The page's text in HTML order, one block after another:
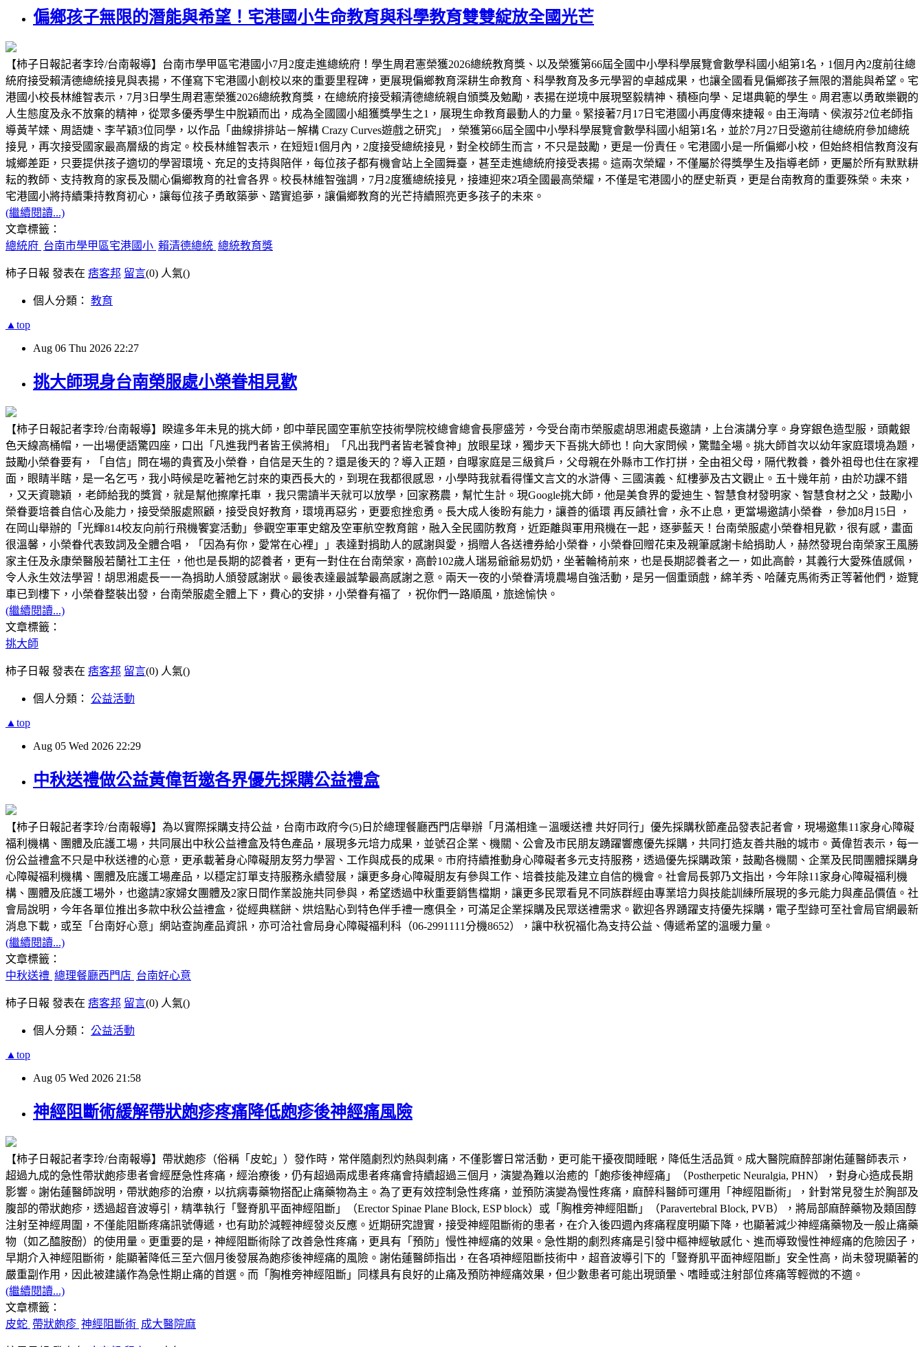
偏鄉孩子無限的潛能與希望！宅港國小生命教育與科學教育雙雙綻放全國光芒
【柿子日報記者李玲/台南報導】台南市學甲區宅港國小7月2度走進總統府！學生周君憲榮獲2026總統教育獎、以及榮獲第66屆全國中小學科學展覽會數學科國小組第1名，1個月內2度前往總
統府接受賴清德總統接見與表揚，不僅寫下宅港國小創校以來的重要里程碑，更展現偏鄉教育深耕生命教育、科學教育及多元學習的卓越成果，也讓全國看見偏鄉孩子無限的潛能與希望。宅
港國小校長林維智表示，7月3日學生周君憲榮獲2026總統教育獎，在總統府接受賴清德總統親自頒獎及勉勵，表揚在逆境中展現堅毅精神、積極向學、足堪典範的學生。周君憲以勇敢樂觀的
人生態度及永不放棄的精神，從眾多優秀學生中脫穎而出，成為全國國小組獲獎學生之1，展現生命教育最動人的力量。緊接著7月17日宅港國小再度傳來捷報。由王海晴、侯淑芬2位老師指
導黃芊媃、周語婕、李芊穎3位同學，以作品「曲線排排站－解構 Crazy Curves遊戲之研究」，榮獲第66屆全國中小學科學展覽會數學科國小組第1名，並於7月27日受邀前往總統府參加總統
接見，再次接受國家最高層級的肯定。校長林維智表示，在短短1個月內，2度接受總統接見，對全校師生而言，不只是鼓勵，更是一份責任。宅港國小是一所偏鄉小校，但始終相信教育沒有
城鄉差距，只要提供孩子適切的學習環境、充足的支持與陪伴，每位孩子都有機會站上全國舞臺，甚至走進總統府接受表揚。這兩次榮耀，不僅屬於得獎學生及指導老師，更屬於所有默默耕
耘的教師、支持教育的家長及關心偏鄉教育的社會各界。校長林維智強調，7月2度獲總統接見，接連迎來2項全國最高榮耀，不僅是宅港國小的歷史新頁，更是台南教育的重要殊榮。未來，
宅港國小將持續秉持教育初心，讓每位孩子勇敢築夢、踏實追夢，讓偏鄉教育的光芒持續照亮更多孩子的未來。
(繼續閱讀...)
文章標籤：
總統府 台南市學甲區宅港國小 賴清德總統 總統教育獎
柿子日報 發表在 痞客邦 留言(0) 人氣()
個人分類： 教育
▲top
Aug 06 Thu 2026 22:27
挑大師現身台南榮服處小榮眷相見歡
【柿子日報記者李玲/台南報導】睽違多年未見的挑大師，卽中華民國空軍航空技術學院校總會總會長廖盛芳，今受台南市榮服處胡思湘處長邀請，上台演講分享。身穿銀色造型服，頭戴銀
色天線高桶帽，一出場便語驚四座，口出「凡進我門者皆王侯將相」「凡出我門者皆老饕食神」放眼星球，獨步天下吾挑大師也！向大家問候，驚豔全場。挑大師首次以幼年家庭環境為題，
鼓勵小榮眷要有，「自信」問在場的貴賓及小榮眷，自信是天生的？還是後天的？導入正題，自曝家庭是三級貧戶，父母親在外縣市工作打拼，全由祖父母，隔代教養，養外祖母也住在家裡
面，眼睛半瞎，是一名乞丐，我小時候是吃著祂乞討來的東西長大的，到現在我都很感恩，小學時我就看得懂文言文的水滸傳、三國演義、紅樓夢及古文觀止。五十幾年前，由於功課不錯
，又天資聰穎 ，老師給我的獎賞，就是幫他擦摩托車 ，我只需讀半天就可以放學，回家務農，幫忙生計。現Google挑大師，他是美食界的愛迪生、智慧食材發明家、智慧食材之父，鼓勵小
榮眷要培養自信心及能力，接受榮服處照顧，接受良好教育，環境再惡劣，更要愈挫愈勇。長大成人後盼有能力，讓善的循環 再反饋社會，永不止息，更當場邀請小榮眷 ，參加8月15日 ，
在岡山舉辦的「光輝814校友向前行飛機饗宴活動」參觀空軍軍史舘及空軍航空教育館，融入全民國防教育，近距離與軍用飛機在一起，逐夢藍天！台南榮服處小榮眷相見歡，很有感，畫面
很溫馨，小榮眷代表致詞及全體合唱，「因為有你，愛常在心裡」」表達對捐助人的感謝與愛，捐贈人各送禮券給小榮眷，小榮眷回贈花束及親筆感謝卡給捐助人，赫然發現台南榮家王風勝
家主任及永康榮醫殷若蘭社工主任 ，他也是長期的認養者，更有一對住在台南榮家，高齡102歲人瑞易爺爺易奶奶，坐著輪椅前來，也是長期認養者之一，如此高齡，其義行大愛殊值感佩，
令人永生效法學習！胡思湘處長一一為捐助人頒發感謝狀。最後表達最誠摯最高感謝之意。兩天一夜的小榮眷清境農場自強活動，是另一個重頭戲，綿羊秀、哈薩克馬術秀正等著他們，遊覽
車已到樓下，小榮眷整裝出發，台南榮服處全體上下，費心的安排，小榮眷有福了 ，祝你們一路順風，旅途愉快。
(繼續閱讀...)
文章標籤：
挑大師
柿子日報 發表在 痞客邦 留言(0) 人氣()
個人分類： 公益活動
▲top
Aug 05 Wed 2026 22:29
中秋送禮做公益黃偉哲邀各界優先採購公益禮盒
【柿子日報記者李玲/台南報導】為以實際採購支持公益，台南市政府今(5)日於總理餐廳西門店舉辦「月滿相逢－溫暖送禮 共好同行」優先採購秋節產品發表記者會，現場邀集11家身心障礙
福利機構、團體及庇護工場，共同展出中秋公益禮盒及特色產品，展現多元培力成果，並號召企業、機關、公會及市民朋友踴躍響應優先採購，共同打造友善共融的城市。黃偉哲表示，每一
份公益禮盒不只是中秋送禮的心意，更承載著身心障礙朋友努力學習、工作與成長的成果。市府持續推動身心障礙者多元支持服務，透過優先採購政策，鼓勵各機關、企業及民間團體採購身
心障礙福利機構、團體及庇護工場產品，以穩定訂單支持服務永續發展，讓更多身心障礙朋友有參與工作、培養技能及建立自信的機會。社會局長郭乃文指出，今年除11家身心障礙福利機
構、團體及庇護工場外，也邀請2家婦女團體及2家日間作業設施共同參與，希望透過中秋重要銷售檔期，讓更多民眾看見不同族群經由專業培力與技能訓練所展現的多元能力與產品價值。社
會局說明，今年各單位推出多款中秋公益禮盒，從經典糕餅、烘焙點心到特色伴手禮一應俱全，可滿足企業採購及民眾送禮需求。歡迎各界踴躍支持優先採購，電子型錄可至社會局官網最新
消息下載，或至「台南好心意」網站查詢產品資訊，亦可洽社會局身心障礙福利科（06-2991111分機8652），讓中秋祝福化為支持公益、傳遞希望的溫暖力量。
(繼續閱讀...)
文章標籤：
中秋送禮 總理餐廳西門店 台南好心意
柿子日報 發表在 痞客邦 留言(0) 人氣()
個人分類： 公益活動
▲top
Aug 05 Wed 2026 21:58
神經阻斷術緩解帶狀皰疹疼痛降低皰疹後神經痛風險
【柿子日報記者李玲/台南報導】帶狀皰疹（俗稱「皮蛇」）發作時，常伴隨劇烈灼熱與刺痛，不僅影響日常活動，更可能干擾夜間睡眠，降低生活品質。成大醫院麻醉部謝佑蓮醫師表示，
超過九成的急性帶狀皰疹患者會經歷急性疼痛，經治療後，仍有超過兩成患者疼痛會持續超過三個月，演變為難以治癒的「皰疹後神經痛」（Postherpetic Neuralgia, PHN），對身心造成長期
影響。謝佑蓮醫師說明，帶狀皰疹的治療，以抗病毒藥物搭配止痛藥物為主。為了更有效控制急性疼痛，並預防演變為慢性疼痛，麻醉科醫師可運用「神經阻斷術」，針對常見發生於胸部及
腹部的帶狀皰疹，透過超音波導引，精準執行「豎脊肌平面神經阻斷」（Erector Spinae Plane Block, ESP block）或「胸椎旁神經阻斷」（Paravertebral Block, PVB），將局部麻醉藥物及類固醇
注射至神經周圍，不僅能阻斷疼痛訊號傳遞，也有助於減輕神經發炎反應。近期研究證實，接受神經阻斷術的患者，在介入後四週內疼痛程度明顯下降，也顯著減少神經痛藥物及一般止痛藥
物（如乙醯胺酚）的使用量。更重要的是，神經阻斷術除了改善急性疼痛，更具有「預防」慢性神經痛的效果。急性期的劇烈疼痛是引發中樞神經敏感化、進而導致慢性神經痛的危險因子，
早期介入神經阻斷術，能顯著降低三至六個月後發展為皰疹後神經痛的風險。謝佑蓮醫師指出，在各項神經阻斷技術中，超音波導引下的「豎脊肌平面神經阻斷」安全性高，尚未發現顯著的
嚴重副作用，因此被建議作為急性期止痛的首選。而「胸椎旁神經阻斷」同樣具有良好的止痛及預防神經痛效果，但少數患者可能出現頭暈、嗜睡或注射部位疼痛等輕微的不適。
(繼續閱讀...)
文章標籤：
皮蛇 帶狀皰疹 神經阻斷術 成大醫院麻